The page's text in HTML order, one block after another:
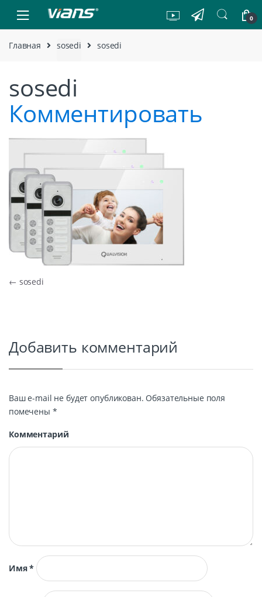
Skip to navigation
Skip to content
0
Главная sosedi sosedi
sosedi
Комментировать
Навигация по записям
← sosedi
Добавить комментарий
Ваш e-mail не будет опубликован. Обязательные поля
помечены *
Комментарий
Имя*